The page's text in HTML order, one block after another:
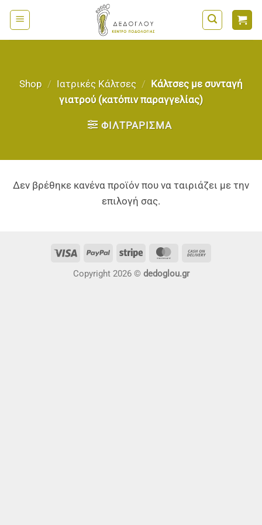
Μετάβαση
στο
περιεχόμενο
Shop / Ιατρικές Κάλτσες / Κάλτσες με συνταγή
γιατρού (κατόπιν παραγγελίας)
ΦΙΛΤΡΆΡΙΣΜΑ
Δεν βρέθηκε κανένα προϊόν που να ταιριάζει με την
επιλογή σας.
Visa PayPal Stripe MasterCard
Copyright 2026 © dedoglou.gr